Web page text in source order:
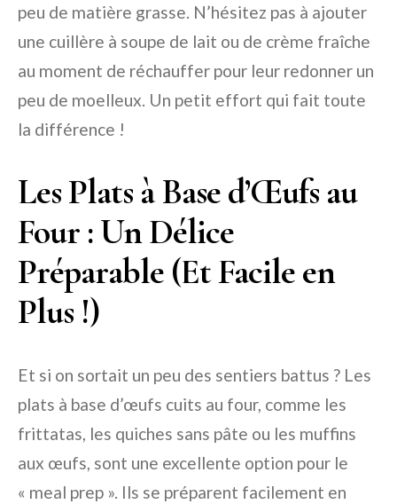
peu de matière grasse. N’hésitez pas à ajouter
une cuillère à soupe de lait ou de crème fraîche
au moment de réchauffer pour leur redonner un
peu de moelleux. Un petit effort qui fait toute
la différence !
Les Plats à Base d’Œufs au
Four : Un Délice
Préparable (Et Facile en
Plus !)
Et si on sortait un peu des sentiers battus ? Les
plats à base d’œufs cuits au four, comme les
frittatas, les quiches sans pâte ou les muffins
aux œufs, sont une excellente option pour le
« meal prep ». Ils se préparent facilement en